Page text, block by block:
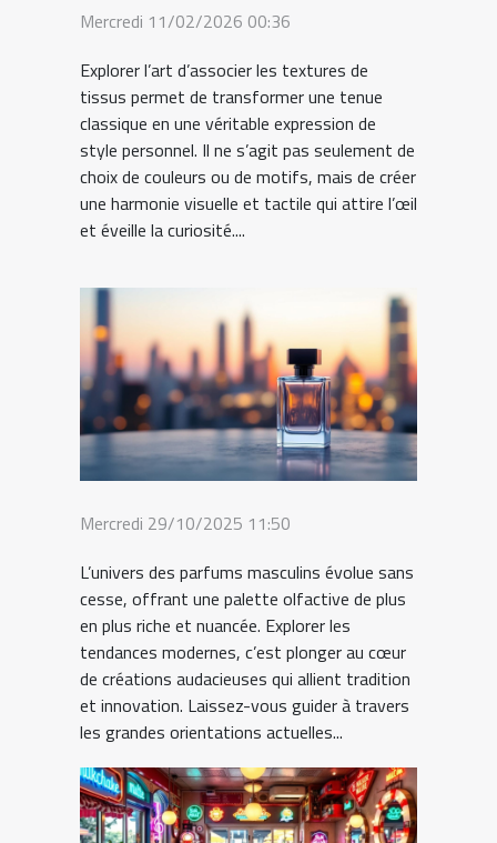
Mercredi 11/02/2026 00:36
Explorer l’art d’associer les textures de
tissus permet de transformer une tenue
classique en une véritable expression de
style personnel. Il ne s’agit pas seulement de
choix de couleurs ou de motifs, mais de créer
une harmonie visuelle et tactile qui attire l’œil
et éveille la curiosité....
Mercredi 29/10/2025 11:50
L’univers des parfums masculins évolue sans
cesse, offrant une palette olfactive de plus
en plus riche et nuancée. Explorer les
tendances modernes, c’est plonger au cœur
de créations audacieuses qui allient tradition
et innovation. Laissez-vous guider à travers
les grandes orientations actuelles...